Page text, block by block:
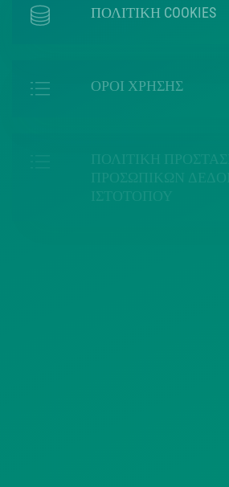
ΠΟΛΙΤΙΚΗ COOKIES
ΟΡΟΙ ΧΡΗΣΗΣ
ΠΟΛΙΤΙΚΗ
ΠΡΟΣΩΠΙΚΩΝ
ΙΣΤΟΤΟΠΟΥ